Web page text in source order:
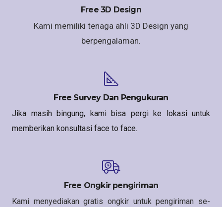
Free 3D Design
Kami memiliki tenaga ahli 3D Design yang
berpengalaman.
Free Survey Dan Pengukuran
Jika masih bingung, kami bisa pergi ke lokasi untuk
memberikan konsultasi face to face.
Free Ongkir pengiriman
Kami menyediakan gratis ongkir untuk pengiriman se-